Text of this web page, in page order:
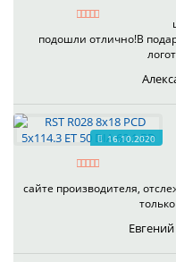
подошли отлично!В
16.10.2020
сайте производителя,